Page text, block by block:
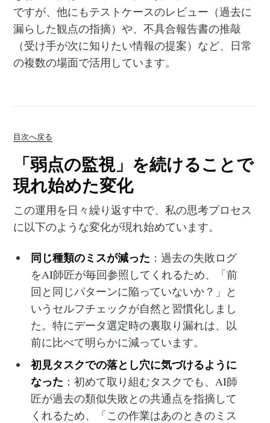
ですが、他にもテストケースのレビュー（過去に
漏らした観点の指摘）や、不具合報告書の推敲
（受け手が次に知りたい情報の提案）など、日常
の複数の場面で活用しています。
目次へ戻る
「弱点の監視」を続けることで
現れ始めた変化
この運用を日々繰り返す中で、私の思考プロセス
に以下のような変化が現れ始めています。
同じ種類のミスが減った ：過去の失敗ログ
をAI師匠が毎回参照してくれるため、「前
回と同じパターンに陥っていないか？」と
いうセルフチェックが自然と習慣化しまし
た。特にデータ選定時の裏取り漏れは、以
前に比べて明らかに減っています。
初見タスクでの落とし穴に気づけるように
なった ：初めて取り組むタスクでも、AI師
匠が過去の類似失敗との共通点を指摘して
くれるため、「この作業はあのときのミス